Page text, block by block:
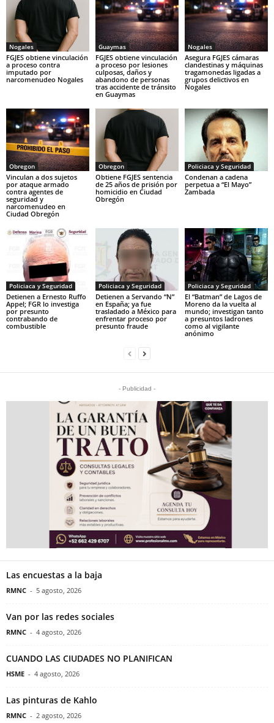
Nogales
FGJES obtiene vinculación
a proceso contra
imputado por
narcomenudeo Nogales
Guaymas
FGJES obtiene vinculación
a proceso por lesiones
culposas, daños y
abandono de personas
tras accidente de tránsito
en Guaymas
Nogales
Asegura FGJES cámaras
clandestinas y máquinas
tragamonedas ligadas a
grupos delictivos en
Nogales
Obregon
Vinculan a dos sujetos
por ataque armado
contra agentes de
seguridad y
narcomenudeo en
Ciudad Obregón
Obregon
Obtiene FGJES sentencia
de 25 años de prisión por
homicidio en Ciudad
Obregón
Policiaca y Seguridad
Condenan a cadena
perpetua a “El Mayo”
Zambada
Policiaca y Seguridad
Detienen a Ernesto Ruffo
Appel; FGR lo investiga
por presunto
contrabando de
combustible
Policiaca y Seguridad
Detienen a Servando “N”
en España; ya fue
trasladado a México para
enfrentar proceso por
presunto fraude
Policiaca y Seguridad
El “Batman” de Lagos de
Moreno da la vuelta al
mundo; investigan tanto
a presuntos ladrones
como al vigilante
anónimo
- Publicidad -
Las encuestas a la baja
RMNC - 5 agosto, 2026
Van por las redes sociales
RMNC - 4 agosto, 2026
CUANDO LAS CIUDADES NO PLANIFICAN
HSME - 4 agosto, 2026
Las pinturas de Kahlo
RMNC - 2 agosto, 2026